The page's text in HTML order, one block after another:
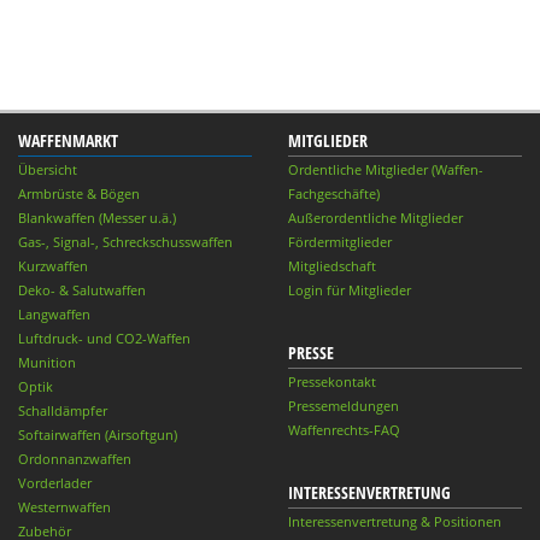
WAFFENMARKT
Übersicht
Armbrüste & Bögen
Blankwaffen (Messer u.ä.)
Gas-, Signal-, Schreckschusswaffen
Kurzwaffen
Deko- & Salutwaffen
Langwaffen
Luftdruck- und CO2-Waffen
Munition
Optik
Schalldämpfer
Softairwaffen (Airsoftgun)
Ordonnanzwaffen
Vorderlader
Westernwaffen
Zubehör
MITGLIEDER
Ordentliche Mitglieder (Waffen-
Fachgeschäfte)
Außerordentliche Mitglieder
Fördermitglieder
Mitgliedschaft
Login für Mitglieder
PRESSE
Pressekontakt
Pressemeldungen
Waffenrechts-FAQ
INTERESSENVERTRETUNG
Interessenvertretung & Positionen